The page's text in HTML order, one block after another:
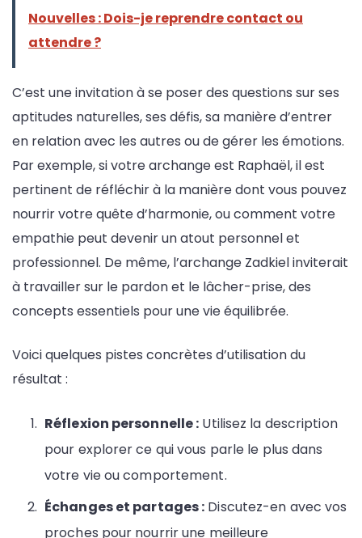
Nouvelles : Dois-je reprendre contact ou
attendre ?
C’est une invitation à se poser des questions sur ses
aptitudes naturelles, ses défis, sa manière d’entrer
en relation avec les autres ou de gérer les émotions.
Par exemple, si votre archange est Raphaël, il est
pertinent de réfléchir à la manière dont vous pouvez
nourrir votre quête d’harmonie, ou comment votre
empathie peut devenir un atout personnel et
professionnel. De même, l’archange Zadkiel inviterait
à travailler sur le pardon et le lâcher-prise, des
concepts essentiels pour une vie équilibrée.
Voici quelques pistes concrètes d’utilisation du
résultat :
Réflexion personnelle : Utilisez la description
pour explorer ce qui vous parle le plus dans
votre vie ou comportement.
Échanges et partages : Discutez-en avec vos
proches pour nourrir une meilleure